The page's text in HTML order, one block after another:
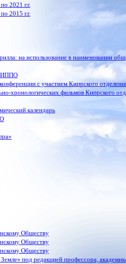
2021 г.г.
2015 г.г.
на использование в наименовании
ИППО
c участием Кипрского
хронологических фильмов Кипрского
календарь
Обществу
Обществу
Обществу
под редакцией профессора,